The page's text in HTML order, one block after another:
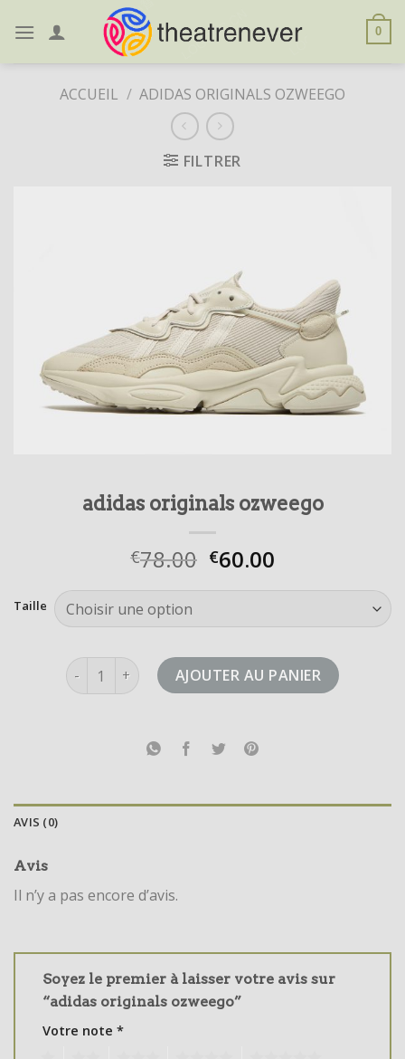
0
ACCUEIL / ADIDAS ORIGINALS OZWEEGO
FILTRER
adidas originals ozweego
€78.00 €60.00
Taille
quantité de adidas originals ozweego
AJOUTER AU PANIER
AVIS (0)
Avis
Il n’y a pas encore d’avis.
Soyez le premier à laisser votre avis sur
“adidas originals ozweego”
Votre note *